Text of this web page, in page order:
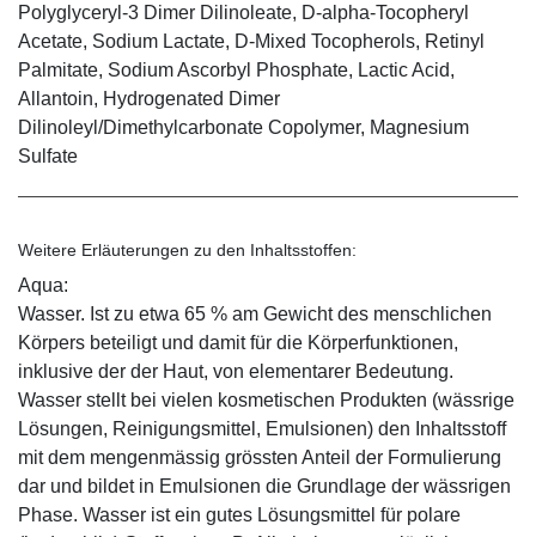
Polyglyceryl-3 Dimer Dilinoleate, D-alpha-Tocopheryl
Acetate, Sodium Lactate, D-Mixed Tocopherols, Retinyl
Palmitate, Sodium Ascorbyl Phosphate, Lactic Acid,
Allantoin, Hydrogenated Dimer
Dilinoleyl/Dimethylcarbonate Copolymer, Magnesium
Sulfate
Weitere Erläuterungen zu den Inhaltsstoffen:
Aqua:
Wasser. Ist zu etwa 65 % am Gewicht des menschlichen
Körpers beteiligt und damit für die Körperfunktionen,
inklusive der der Haut, von elementarer Bedeutung.
Wasser stellt bei vielen kosmetischen Produkten (wässrige
Lösungen, Reinigungsmittel, Emulsionen) den Inhaltsstoff
mit dem mengenmässig grössten Anteil der Formulierung
dar und bildet in Emulsionen die Grundlage der wässrigen
Phase. Wasser ist ein gutes Lösungsmittel für polare